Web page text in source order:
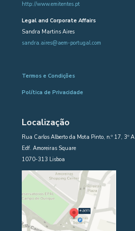
http://www.emitentes.pt
Legal and Corporate Affairs
Sandra Martins Aires
sandra.aires@aem-portugal.com
Termos e Condições
Política de Privacidade
Localização
Rua Carlos Alberto da Mota Pinto, n.º 17, 3º A
Edf. Amoreiras Square
1070-313 Lisboa